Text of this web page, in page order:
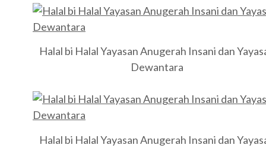
Halal bi Halal Yayasan Anugerah Insani dan
Dewantara
Halal bi Halal Yayasan Anugerah Insani dan